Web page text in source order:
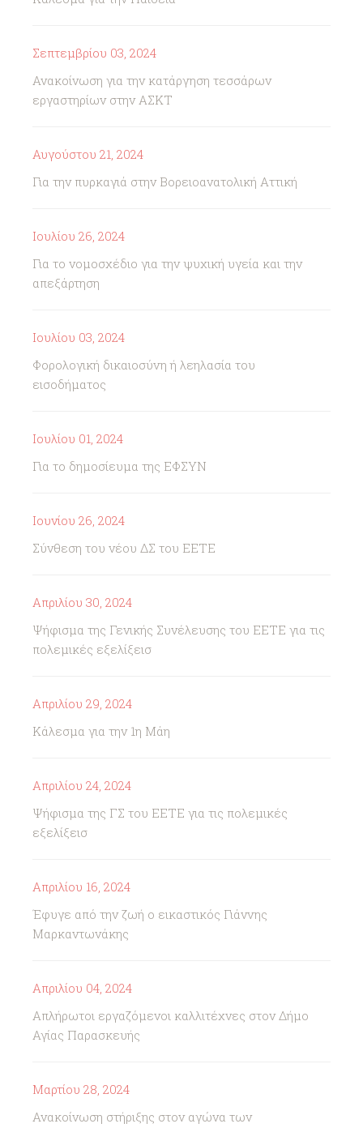
Σεπτεμβρίου 03, 2024
Ανακοίνωση για την κατάργηση τεσσάρων
εργαστηρίων στην ΑΣΚΤ
Αυγούστου 21, 2024
Για την πυρκαγιά στην Βορειοανατολική Αττική
Ιουλίου 26, 2024
Για το νομοσχέδιο για την ψυχική υγεία και την
απεξάρτηση
Ιουλίου 03, 2024
Φορολογική δικαιοσύνη ή λεηλασία του
εισοδήματος
Ιουλίου 01, 2024
Για το δημοσίευμα της ΕΦΣΥΝ
Ιουνίου 26, 2024
Σύνθεση του νέου ΔΣ του ΕΕΤΕ
Απριλίου 30, 2024
Ψήφισμα της Γενικής Συνέλευσης του ΕΕΤΕ για τις
πολεμικές εξελίξεισ
Απριλίου 29, 2024
Κάλεσμα για την 1η Μάη
Απριλίου 24, 2024
Ψήφισμα της ΓΣ του ΕΕΤΕ για τις πολεμικές
εξελίξεισ
Απριλίου 16, 2024
Έφυγε από την ζωή ο εικαστικός Γιάννης
Μαρκαντωνάκης
Απριλίου 04, 2024
Απλήρωτοι εργαζόμενοι καλλιτέχνες στον Δήμο
Αγίας Παρασκευής
Μαρτίου 28, 2024
Ανακοίνωση στήριξης στον αγώνα των